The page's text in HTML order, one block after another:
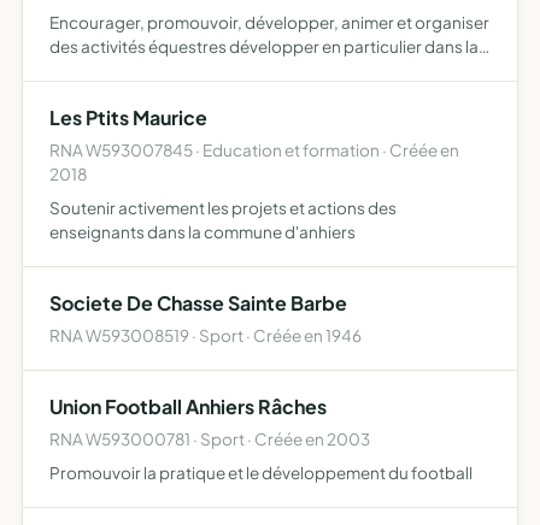
Encourager, promouvoir, développer, animer et organiser
des activités équestres développer en particulier dans la
Les Ptits Maurice
RNA W593007845 · Education et formation · Créée en
2018
Soutenir activement les projets et actions des
enseignants dans la commune d'anhiers
Societe De Chasse Sainte Barbe
RNA W593008519 · Sport · Créée en 1946
Union Football Anhiers Râches
RNA W593000781 · Sport · Créée en 2003
Promouvoir la pratique et le développement du football